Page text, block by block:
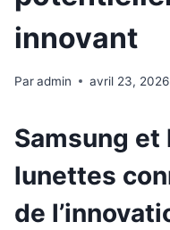
innovant
Paradmin avril 23, 2026
Samsung et
lunettes
de